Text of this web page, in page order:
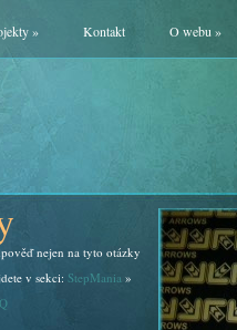
» Kontakt O webu »
nejen na tyto otázky
v sekci: StepMania»